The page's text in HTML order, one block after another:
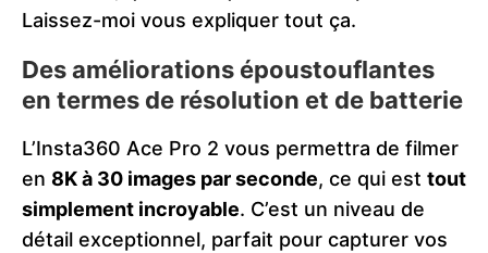
Laissez-moi vous expliquer tout ça.
Des améliorations époustouflantes
en termes de résolution et de batterie
L’Insta360 Ace Pro 2 vous permettra de filmer
en 8K à 30 images par seconde, ce qui est tout
simplement incroyable. C’est un niveau de
détail exceptionnel, parfait pour capturer vos